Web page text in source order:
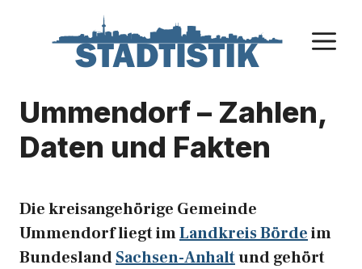
Ummendorf – Zahlen,
Daten und Fakten
Die kreisangehörige Gemeinde
Ummendorf liegt imLandkreis Bördeim
BundeslandSachsen-Anhaltund gehört